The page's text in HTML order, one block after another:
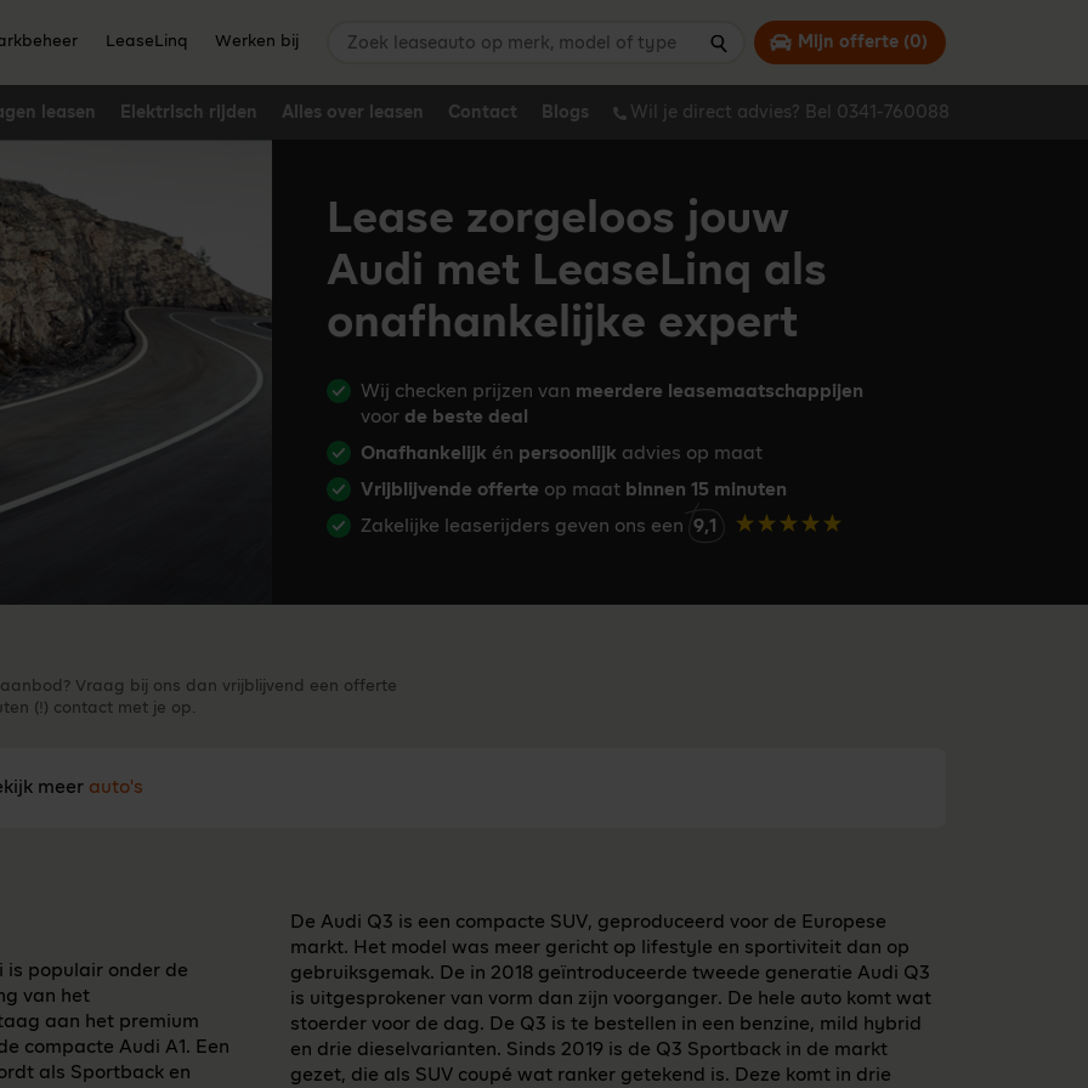
LeaseLinq Werken bij
leasen Elektrisch rijden Alles over leasen Contact Blogs Wil je direct advies? Bel 0341-760088
Zoek leaseauto op merk, model of type
Zoeken
Mijn offerte (0)
Lease zorgeloos jouw
Audi met LeaseLinq als
onafhankelijke expert
Wij checken prijzen van meerdere leasemaatschappijen
voor de beste deal
Onafhankelijk én persoonlijk advies op maat
Vrijblijvende offerte op maat binnen 15 minuten
Zakelijke leaserijders geven ons een 9,1
Vraag bij ons dan vrijblijvend een offerte
(!) contact met je op.
meer auto's
is populair onder de
van het
aan het premium
compacte Audi A1. Een
als Sportback en
De Audi Q3 is een compacte SUV, geproduceerd voor de Europese
markt. Het model was meer gericht op lifestyle en sportiviteit dan op
gebruiksgemak. De in 2018 geïntroduceerde tweede generatie Audi Q3
is uitgesprokener van vorm dan zijn voorganger. De hele auto komt wat
stoerder voor de dag. De Q3 is te bestellen in een benzine, mild hybrid
en drie dieselvarianten. Sinds 2019 is de Q3 Sportback in de markt
gezet, die als SUV coupé wat ranker getekend is. Deze komt in drie